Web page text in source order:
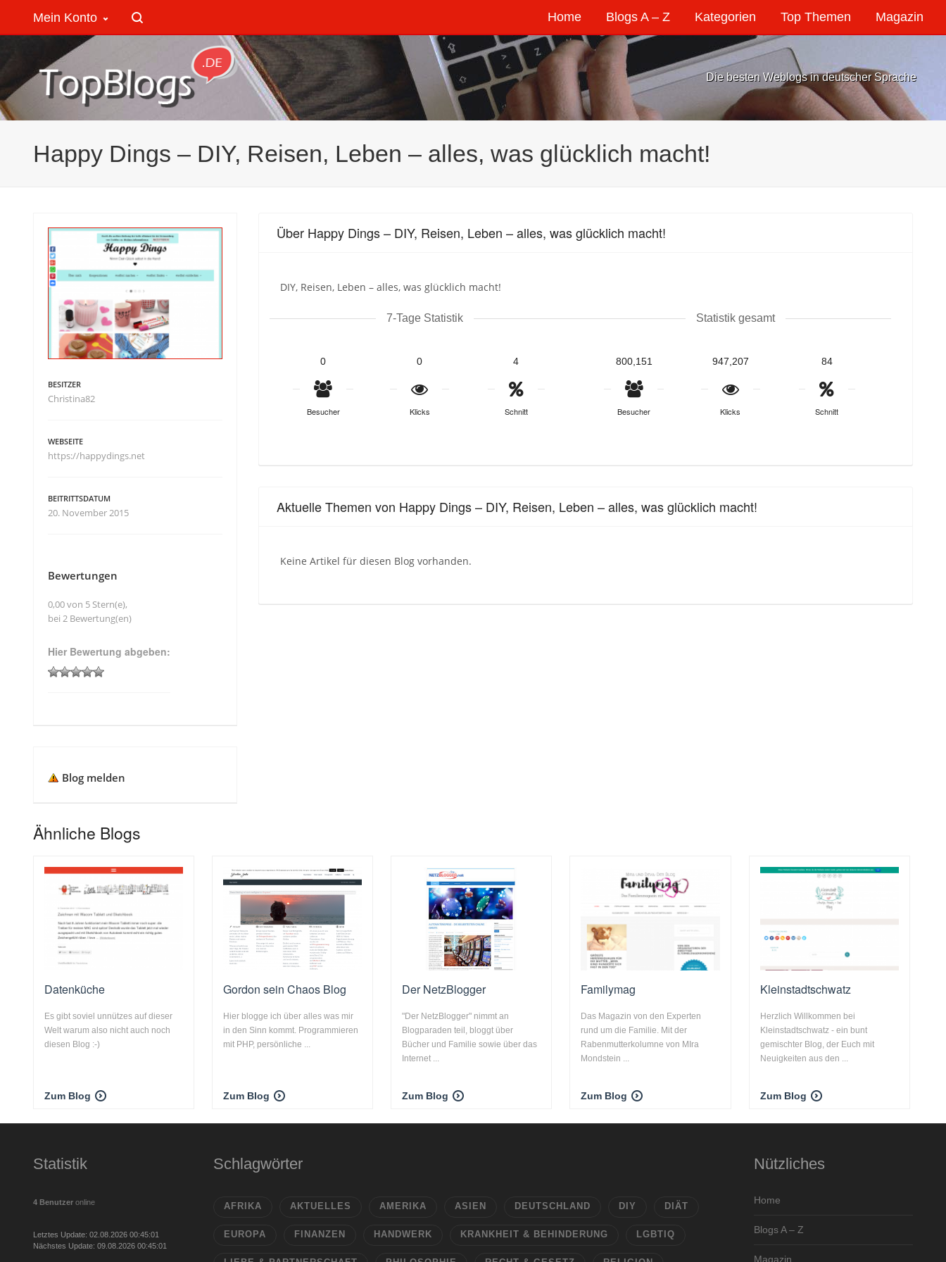
Home Blogs A – Z Kategorien Top Themen Magazin
Mein Konto
Die besten Weblogs in deutscher Sprache
Happy Dings – DIY, Reisen, Leben – alles, was glücklich macht!
Über Happy Dings – DIY, Reisen, Leben – alles, was glücklich macht!
DIY, Reisen, Leben – alles, was glücklich macht!
7-Tage Statistik
0
Besucher
0
Klicks
4
Schnitt
Statistik gesamt
800,151
Besucher
947,207
Klicks
84
Schnitt
Aktuelle Themen von Happy Dings – DIY, Reisen, Leben – alles, was glücklich macht!
Keine Artikel für diesen Blog vorhanden.
BESITZER
Christina82
WEBSEITE
https://happydings.net
BEITRITTSDATUM
20. November 2015
Bewertungen
0,00 von 5 Stern(e),
bei 2 Bewertung(en)
Hier Bewertung abgeben:
Blog melden
Ähnliche Blogs
Datenküche
Es gibt soviel unnützes auf dieser
Welt warum also nicht auch noch
diesen Blog :-)
Zum Blog
Gordon sein Chaos Blog
Hier blogge ich über alles was mir
in den Sinn kommt. Programmieren
mit PHP, persönliche ...
Zum Blog
Der NetzBlogger
"Der NetzBlogger" nimmt an
Blogparaden teil, bloggt über
Bücher und Familie sowie über das
Internet ...
Zum Blog
Familymag
Das Magazin von den Experten
rund um die Familie. Mit der
Rabenmutterkolumne von MIra
Mondstein ...
Zum Blog
Kleinstadtschwatz
Herzlich Willkommen bei
Kleinstadtschwatz - ein bunt
gemischter Blog, der Euch mit
Neuigkeiten aus den ...
Zum Blog
Statistik
4 Benutzer online
Letztes Update: 02.08.2026 00:45:01
Nächstes Update: 09.08.2026 00:45:01
Schlagwörter
AFRIKA AKTUELLES AMERIKA ASIEN DEUTSCHLAND DIY DIÄT
EUROPA FINANZEN HANDWERK KRANKHEIT & BEHINDERUNG LGBTIQ
Nützliches
Home
Blogs A – Z
Magazin